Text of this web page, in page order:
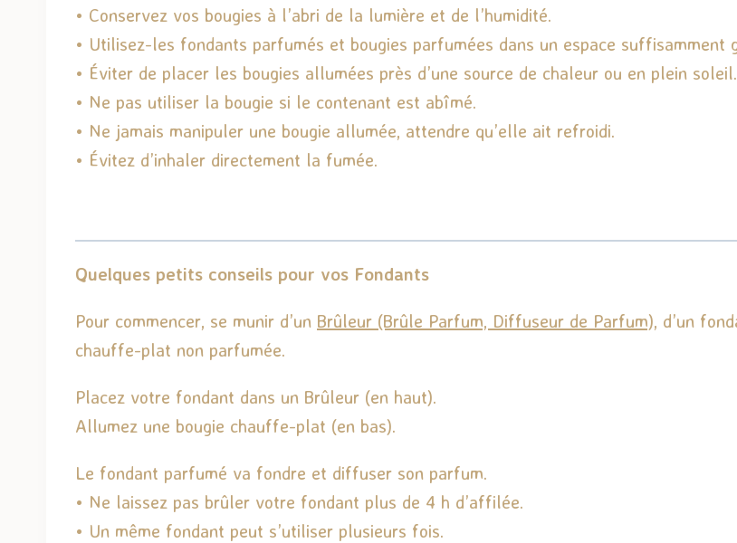
• Conservez vos bougies à l’abri de la lumière et de l’humidité.
• Utilisez-les fondants parfumés et bougies parfumées dans un espace suffisamment
• Éviter de placer les bougies allumées près d’une source de chaleur ou en plein soleil.
• Ne pas utiliser la bougie si le contenant est abîmé.
• Ne jamais manipuler une bougie allumée, attendre qu’elle ait refroidi.
• Évitez d’inhaler directement la fumée.
Quelques petits conseils pour vos Fondants
Pour commencer, se munir d’un Brûleur (Brûle Parfum, Diffuseur de Parfum), d’un
chauffe-plat non parfumée.
Placez votre fondant dans un Brûleur (en haut).
Allumez une bougie chauffe-plat (en bas).
Le fondant parfumé va fondre et diffuser son parfum.
• Ne laissez pas brûler votre fondant plus de 4 h d’affilée.
• Un même fondant peut s’utiliser plusieurs fois.